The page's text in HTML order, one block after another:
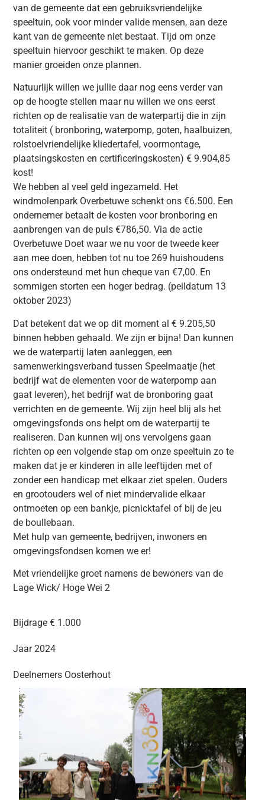
van de gemeente dat een gebruiksvriendelijke
speeltuin, ook voor minder valide mensen, aan deze
kant van de gemeente niet bestaat. Tijd om onze
speeltuin hiervoor geschikt te maken. Op deze
manier groeiden onze plannen.
Natuurlijk willen we jullie daar nog eens verder van
op de hoogte stellen maar nu willen we ons eerst
richten op de realisatie van de waterpartij die in zijn
totaliteit ( bronboring, waterpomp, goten, haalbuizen,
rolstoelvriendelijke kliedertafel, voormontage,
plaatsingskosten en certificeringskosten) € 9.904,85
kost!
We hebben al veel geld ingezameld. Het
windmolenpark Overbetuwe schenkt ons €6.500. Een
ondernemer betaalt de kosten voor bronboring en
aanbrengen van de puls €786,50. Via de actie
Overbetuwe Doet waar we nu voor de tweede keer
aan mee doen, hebben tot nu toe 269 huishoudens
ons ondersteund met hun cheque van €7,00. En
sommigen storten een hoger bedrag. (peildatum 13
oktober 2023)
Dat betekent dat we op dit moment al € 9.205,50
binnen hebben gehaald. We zijn er bijna! Dan kunnen
we de waterpartij laten aanleggen, een
samenwerkingsverband tussen Speelmaatje (het
bedrijf wat de elementen voor de waterpomp aan
gaat leveren), het bedrijf wat de bronboring gaat
verrichten en de gemeente. Wij zijn heel blij als het
omgevingsfonds ons helpt om de waterpartij te
realiseren. Dan kunnen wij ons vervolgens gaan
richten op een volgende stap om onze speeltuin zo te
maken dat je er kinderen in alle leeftijden met of
zonder een handicap met elkaar ziet spelen. Ouders
en grootouders wel of niet mindervalide elkaar
ontmoeten op een bankje, picnicktafel of bij de jeu
de boullebaan.
Met hulp van gemeente, bedrijven, inwoners en
omgevingsfondsen komen we er!
Met vriendelijke groet namens de bewoners van de
Lage Wick/ Hoge Wei 2
Bijdrage € 1.000
Jaar 2024
Deelnemers Oosterhout